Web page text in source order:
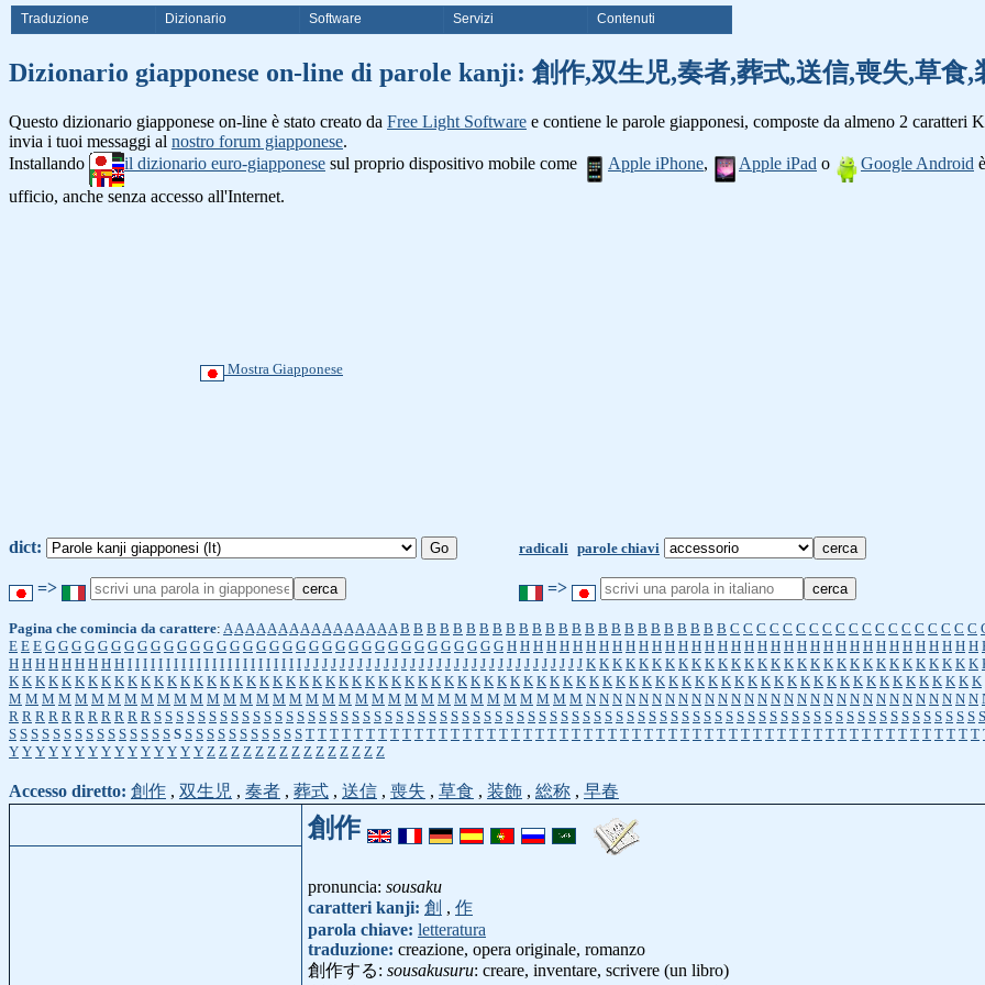
Traduzione Dizionario Software Servizi Contenuti
Dizionario giapponese on-line di parole kanji: 創作,双生児,奏者,葬式,送信,喪失,草食,
Questo dizionario giapponese on-line è stato creato da Free Light Software e contiene le parole giapponesi, composte da almeno 2 caratteri
invia i tuoi messaggi al nostro forum giapponese.
Installando
il dizionario euro-giapponese sul proprio dispositivo mobile come Apple iPhone, Apple iPad o Google Android
ufficio, anche senza accesso all'Internet.
Mostra Giapponese
dict: radicali parole chiavi
=> =>
Pagina che comincia da carattere: A A A A A A A A A A A A A A A A B B B B B B B B B B B B B B B B B B B B B B B B B C C C C C C C C C C C C C C C C C C C
E E E G G G G G G G G G G G G G G G G G G G G G G G G G G G G G G G G G G G H H H H H H H H H H H H H H H H H H H H H H H H H H H H H H H H H H H H
H H H H H H H H H I I I I I I I I I I I I I I I I I I I I I I I J J J J J J J J J J J J J J J J J J J J J J J J J J J J J J J J K K K K K K K K K K K K K K K K K K K K K K K K K K K K K K
K K K K K K K K K K K K K K K K K K K K K K K K K K K K K K K K K K K K K K K K K K K K K K K K K K K K K K K K K K K K K K K K K K K K K K K K K K
M M M M M M M M M M M M M M M M M M M M M M M M M M M M M M M M M M M N N N N N N N N N N N N N N N N N N N N N N N N N N N N N N
R R R R R R R R R R R S S S S S S S S S S S S S S S S S S S S S S S S S S S S S S S S S S S S S S S S S S S S S S S S S S S S S S S S S S S S S S S S S S S S S S S S S S S S
S S S S S S S S S S S S S S S S S S S S S S S S S S S T T T T T T T T T T T T T T T T T T T T T T T T T T T T T T T T T T T T T T T T T T T T T T T T T T T T T T T T
Y Y Y Y Y Y Y Y Y Y Y Y Y Y Y Z Z Z Z Z Z Z Z Z Z Z Z Z Z Z
Accesso diretto: 創作 , 双生児 , 奏者 , 葬式 , 送信 , 喪失 , 草食 , 装飾 , 総称 , 早春
創作
pronuncia: sousaku
caratteri kanji: 創 , 作
parola chiave: letteratura
traduzione: creazione, opera originale, romanzo
創作する: sousakusuru: creare, inventare, scrivere (un libro)